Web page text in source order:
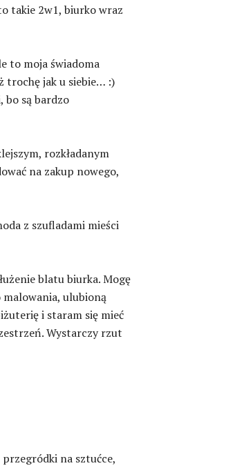
takie 2w1, biurko wraz
to moja świadoma
trochę jak u siebie… :)
bo są bardzo
rozkładanym
na zakup nowego,
z szufladami mieści
blatu biurka. Mogę
malowania, ulubioną
i staram się mieć
Wystarczy rzut
przegródki na sztućce,